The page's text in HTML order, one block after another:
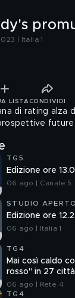
| Italia 1
LISTA CONDIVIDI
di rating alza
TG5
Edizione ore
06 ago | Canale 5
STUDIO APERTO
Edizione ore
06 ago | Italia 1
TG4
Mai così caldo
rosso" in 27 città
06 ago | Rete 4
TG4